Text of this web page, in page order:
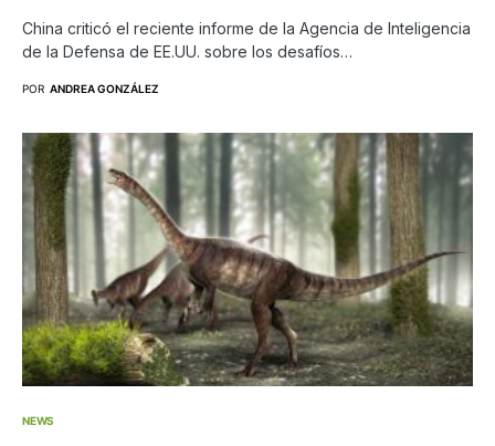
China criticó el reciente informe de la Agencia de Inteligencia
de la Defensa de EE.UU. sobre los desafíos…
POR ANDREA GONZÁLEZ
NEWS